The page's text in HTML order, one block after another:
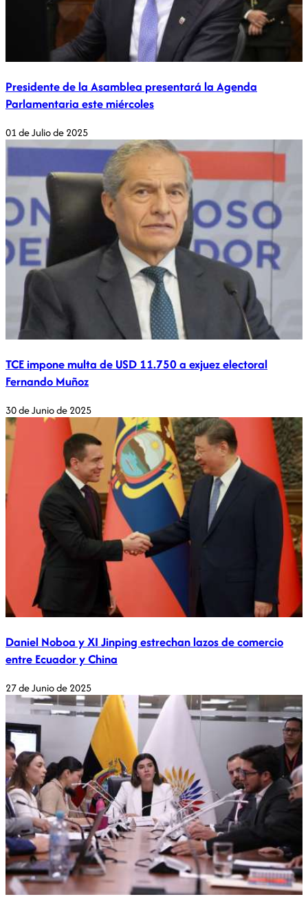
Presidente de la Asamblea presentará la Agenda
Parlamentaria este miércoles
01 de Julio de 2025
TCE impone multa de USD 11.750 a exjuez electoral
Fernando Muñoz
30 de Junio de 2025
Daniel Noboa y XI Jinping estrechan lazos de comercio
entre Ecuador y China
27 de Junio de 2025